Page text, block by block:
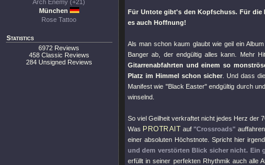
Arch Enemy (+21)
München
Rose Tattoo
Statistics
6972 Reviews
458 Classic Reviews
284 Unsigned Reviews
Für Untote gibt's den Kopfschuss. Für
es auch Hoffnung!
Als man schon kaum glaubt wie geil ein
Banger ab, der endgültig alles kann. Mehr
Gitarrenabfahrten und einem so
Platz im Himmel schon sicher. Und dass
Manifest wie "Black Easter" endgültig durch
winselnd.
So viel Geilheit verkraftet nicht jedes Herz der
Was PROTRAIT auf"Crossroads"
einer absoluten Höchstnote. Spricht hier
und dem verstörten Blick sicher nicht. Ein
erfüllt in seiner perfekten Rhythmik auch alle